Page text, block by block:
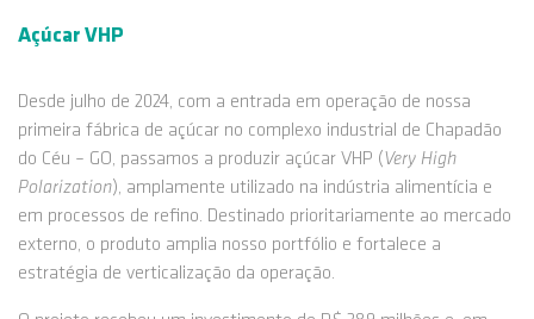
Açúcar VHP
Desde julho de 2024, com a entrada em operação de nossa
primeira fábrica de açúcar no complexo industrial de Chapadão
do Céu – GO, passamos a produzir açúcar VHP ( Very High
Polarization), amplamente utilizado na indústria alimentícia e
em processos de refino. Destinado prioritariamente ao mercado
externo, o produto amplia nosso portfólio e fortalece a
estratégia de verticalização da operação.